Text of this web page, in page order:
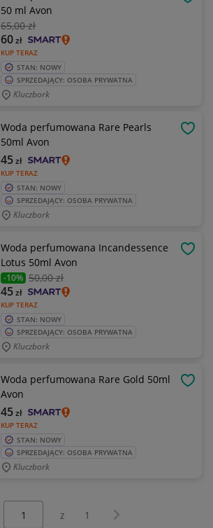
50 ml Avon
65,00 zł
KUP TERAZ
60zł
STAN: NOWY
SPRZEDAJĄCY: OSOBA PRYWATNA
Kluczbork
Woda perfumowana Rare Pearls
50ml Avon
KUP TERAZ
45zł
STAN: NOWY
SPRZEDAJĄCY: OSOBA PRYWATNA
Kluczbork
Woda perfumowana Incandessence
Lotus 50ml Avon
-10% 50,00 zł
KUP TERAZ
45zł
STAN: NOWY
SPRZEDAJĄCY: OSOBA PRYWATNA
Kluczbork
Woda perfumowana Rare Gold 50ml
Avon
KUP TERAZ
45zł
STAN: NOWY
SPRZEDAJĄCY: OSOBA PRYWATNA
Kluczbork
z 1 Następna strona